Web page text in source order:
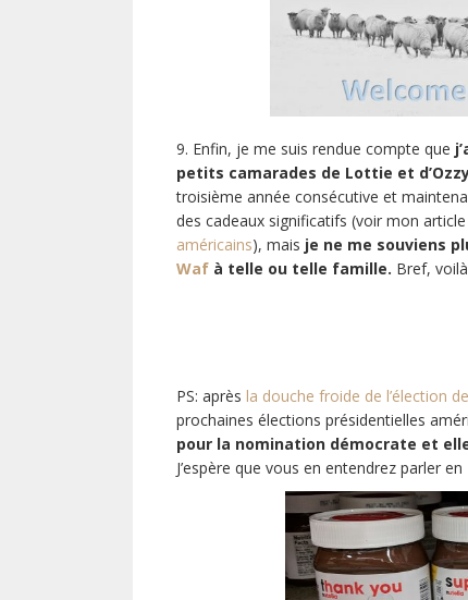
9. Enfin, je me suis rendue compte que
petits camarades de Lottie et
troisième année consécutive et
des cadeaux significatifs (voir mon
américains), mais je ne me souviens
Waf à telle ou telle famille. Bref,
PS: après la douche froide de l’élection
prochaines élections présidentielles
pour la nomination démocrate et
J’espère que vous en entendrez parler en